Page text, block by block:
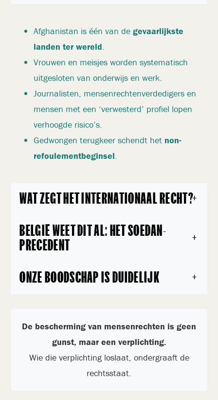
Afghanistan is één van degevaarlijkste
landen ter wereld.
Vrouwen en meisjes worden systematisch
uitgesloten van onderwijs en werk.
Journalisten, mensenrechtenverdedigers en
mensen met een ‘verwesterd’ profiel lopen
verhoogde risico’s.
Gedwongen terugkeer schendt het non-
refoulementbeginsel.
WAT ZEGT HET INTERNATIONAAL RECHT?+
BELGIË WEET DIT AL: HET SOEDAN-
PRECEDENT
+
ONZE BOODSCHAP IS DUIDELIJK +
De bescherming van mensenrechten is geen
gunst, maar een verplichting.
Wie die verplichting loslaat, ondergraaft de
rechtsstaat.